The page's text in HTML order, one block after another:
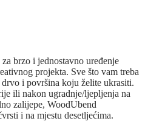
brzo i jednostavno uređenje
projekta. Sve što vam treba
i površina koju želite ukrasiti.
ili nakon ugradnje/ljepljenja na
zalijepe, WoodUbend
i na mjestu desetljećima.